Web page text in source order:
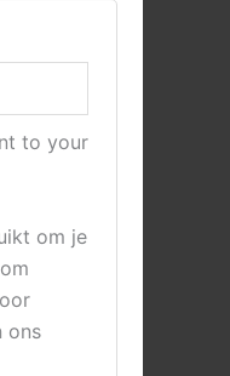
to your
om je
ons